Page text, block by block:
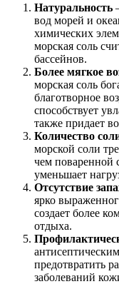
Натуральность
вод морей и
химических
морская соль
бассейнов.
Более мягкое
морская соль
благотворное
способствует
также придает
Количество
морской соли
чем поваренной
уменьшает
Отсутствие
ярко
создает более
отдыха.
предотвратить
заболеваний